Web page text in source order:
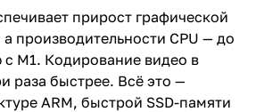
прирост графической
производительности CPU — до
M1. Кодирование видео в
раза быстрее. Всё это —
ARM, быстрой SSD-памяти